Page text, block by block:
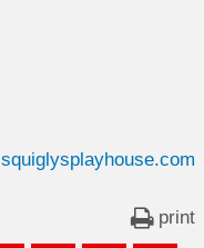
squiglysplayhouse.com
print